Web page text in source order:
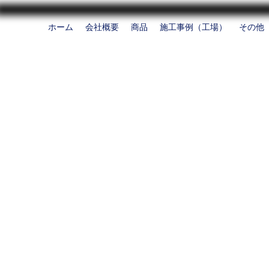
ホーム 会社概要 商品 施工事例（工場） その他